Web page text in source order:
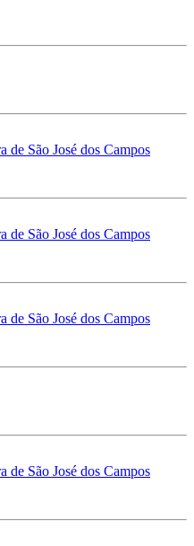
de São José dos Campos
de São José dos Campos
de São José dos Campos
de São José dos Campos